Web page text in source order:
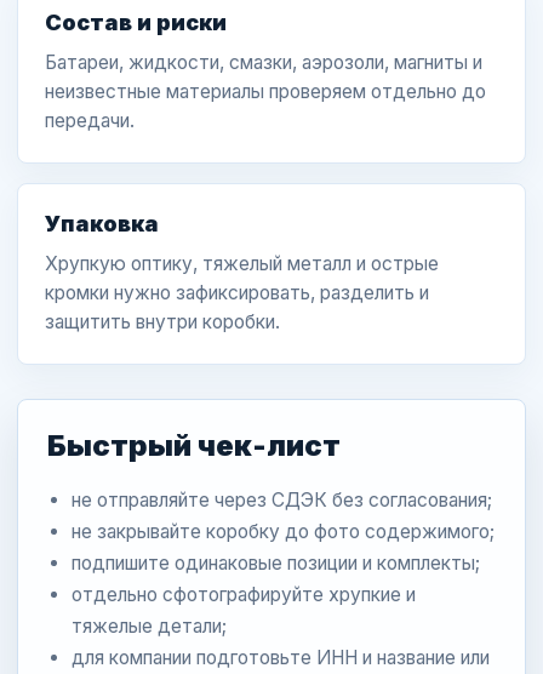
Состав и риски
Батареи, жидкости, смазки, аэрозоли, магниты и
неизвестные материалы проверяем отдельно до
передачи.
Упаковка
Хрупкую оптику, тяжелый металл и острые
кромки нужно зафиксировать, разделить и
защитить внутри коробки.
Быстрый чек-лист
не отправляйте через СДЭК без согласования;
не закрывайте коробку до фото содержимого;
подпишите одинаковые позиции и комплекты;
отдельно сфотографируйте хрупкие и
тяжелые детали;
для компании подготовьте ИНН и название или